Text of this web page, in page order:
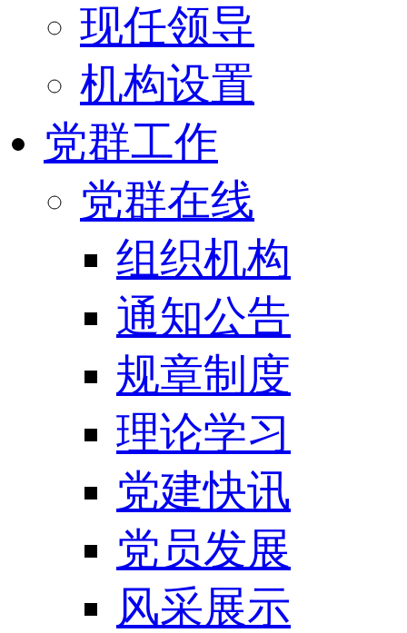
现任领导
机构设置
党群工作
党群在线
组织机构
通知公告
规章制度
理论学习
党建快讯
党员发展
风采展示